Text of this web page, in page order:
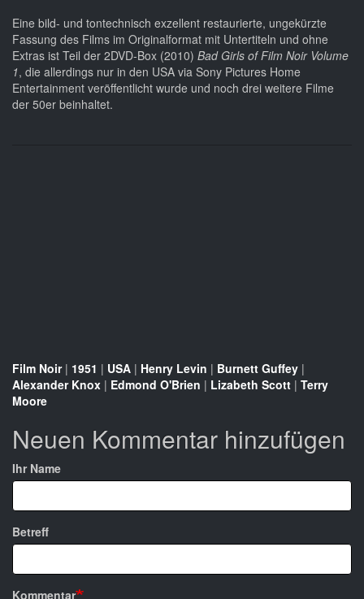
Eine bild- und tontechnisch exzellent restaurierte, ungekürzte
Fassung des Films im Originalformat mit Untertiteln und ohne
Extras ist Teil der 2DVD-Box (2010) Bad Girls of Film Noir Volume
1, die allerdings nur in den USA via Sony Pictures Home
Entertainment veröffentlicht wurde und noch drei weitere Filme
der 50er beinhaltet.
Film Noir| 1951 | USA | Henry Levin | Burnett Guffey |
Alexander Knox | Edmond O'Brien | Lizabeth Scott | Terry
Moore
Neuen Kommentar hinzufügen
Ihr Name
Betreff
Kommentar